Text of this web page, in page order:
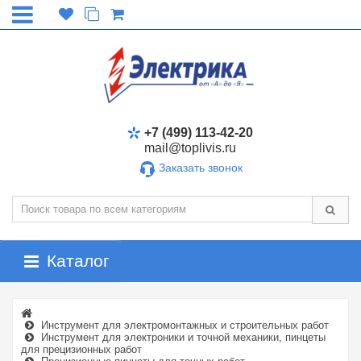
+7 (499) 113-42-20
mail@toplivis.ru
Заказать звонок
Каталог
Инструмент для электромонтажных и строительных работ
Инструмент для электроники и точной механики, пинцеты
для прецизионных работ